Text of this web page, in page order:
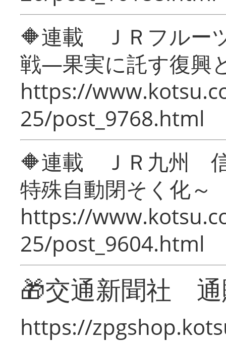
🔶連載 ＪＲフルー
戦―果実に託す復興
https://
25/post_9768.html
🔶連載 ＪＲ九州 信
特殊自動閉そく化～
https://
25/post_9604.html
🎁交通新聞社
https://